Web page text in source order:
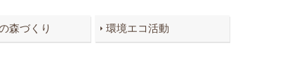
森づくり 環境エコ活動